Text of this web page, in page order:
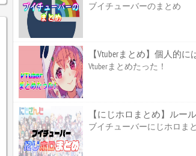
ブイチューバーのまとめ
【Vtuberまとめ】個人的
Vtuberまとめたった！
【にじホロまとめ】ルー
ブイチューバーにじホロま